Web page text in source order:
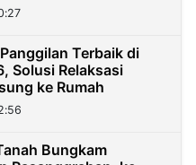
Terbaik di
Solusi Relaksasi
ke Rumah
Bungkam